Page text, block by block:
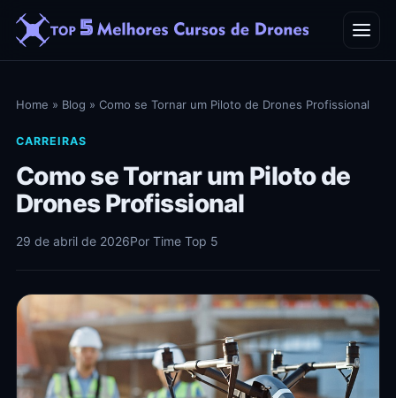
Blog
Contato
Home » Blog » Como se Tornar um Piloto de Drones Profissional
CARREIRAS
Como se Tornar um Piloto de
Drones Profissional
29 de abril de 2026Por Time Top 5